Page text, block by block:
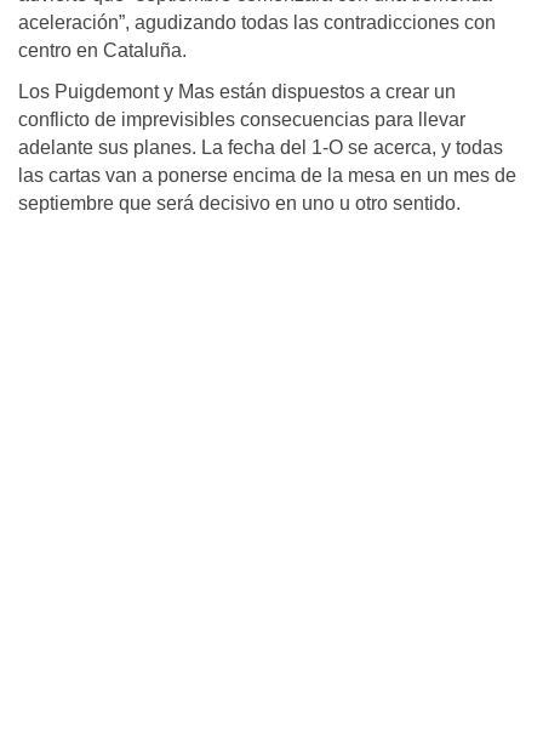
aceleración”, agudizando todas las contradicciones con
centro en Cataluña.
Los Puigdemont y Mas están dispuestos a crear un
conflicto de imprevisibles consecuencias para llevar
adelante sus planes. La fecha del 1-O se acerca, y todas
las cartas van a ponerse encima de la mesa en un mes de
septiembre que será decisivo en uno u otro sentido.